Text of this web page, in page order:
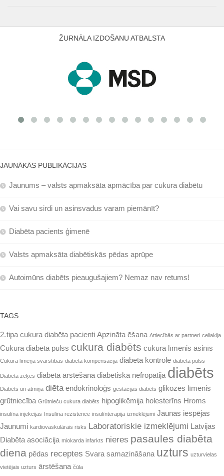
ŽURNĀLA IZDOŠANU ATBALSTA
JAUNĀKĀS PUBLIKĀCIJAS
Jaunums – valsts apmaksāta apmācība par cukura diabētu
Vai savu sirdi un asinsvadus varam piemānīt?
Diabēta pacients ģimenē
Valsts apmaksāta diabētiskās pēdas aprūpe
Autoimūns diabēts pieaugušajiem? Nemaz nav retums!
TAGS
2. tipa cukura diabēta pacienti Apzināta ēšana Attiecībās ar partneri celiakija
Cukura diabēta pulss cukura diabēts cukura līmenis asinīs
Cukura līmeņa svārstības diabēta kompensācija diabēta kontrole diabēta pulss
Diabēta zeķes diabēta ārstēšana diabētiskā nefropātija diabēts
Diabēts un atmiņa diēta endokrinoloģs gestācijas diabēts glikozes līmenis
grūtniecība Grūtnieču cukura diabēts hipoglikēmija holesterīns Hroms
insulīna injekcijas Insulīna rezistence insulīnterapija izmeklējumi Jaunas iespējas
Jaunumi kardiovaskulārais risks Laboratoriskie izmeklējumi Latvijas
Diabēta asociācija miokarda infarkts nieres pasaules diabēta
diena pēdas receptes Svara samazināšana uzturs uzturvielas
vietējais uzturs ārstēšana čūla